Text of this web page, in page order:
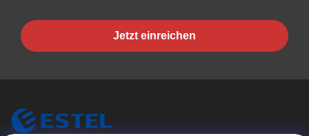
Jetzt einreichen